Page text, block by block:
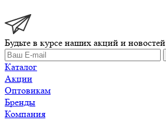
Будьте в курсе наших акций и новостей
Каталог
Акции
Оптовикам
Бренды
Компания